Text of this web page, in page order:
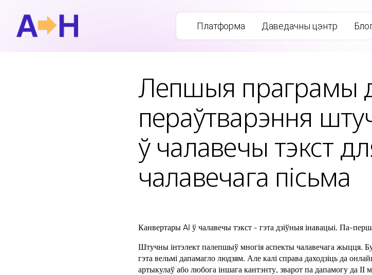
Платформа Даведачны цэнтр
Лепшыя праграмы
пераўтварэння
ў чалавечы тэкст
чалавечага пісьма
Канвертары AI ў чалавечы тэкст - гэта дзіўныя інавацыі. Па-
Штучны інтэлект палепшыў многія аспекты чалавечага жыцця.
гэта вельмі дапамагло людзям. Але калі справа даходзіць да
артыкулаў або любога іншага кантэнту, зварот па дапамогу да